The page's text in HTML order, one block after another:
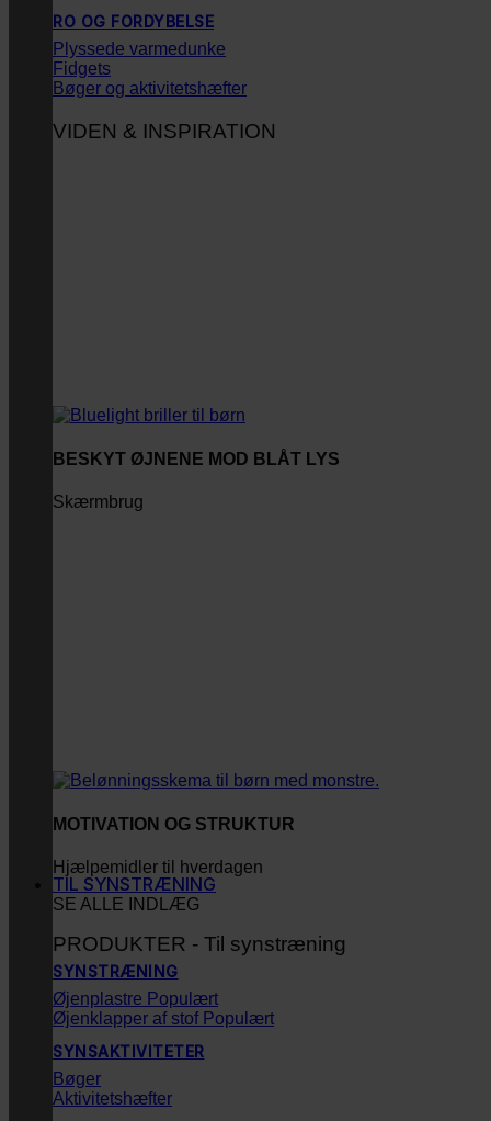
RO OG FORDYBELSE
Plyssede varmedunke
Fidgets
Bøger og aktivitetshæfter
VIDEN & INSPIRATION
BESKYT ØJNENE MOD BLÅT LYS
Skærmbrug
MOTIVATION OG STRUKTUR
Hjælpemidler til hverdagen
SE ALLE INDLÆG
TIL SYNSTRÆNING
PRODUKTER - Til synstræning
SYNSTRÆNING
Øjenplastre
Øjenklapper af stof
SYNSAKTIVITETER
Bøger
Aktivitetshæfter